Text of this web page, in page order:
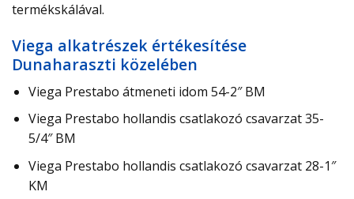
termékskálával.
Viega alkatrészek értékesítése
Dunaharaszti közelében
Viega Prestabo átmeneti idom 54-2″ BM
Viega Prestabo hollandis csatlakozó csavarzat 35-
5/4″ BM
Viega Prestabo hollandis csatlakozó csavarzat 28-1″
KM